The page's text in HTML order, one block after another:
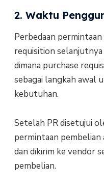
2. Waktu
Perbedaan
requisition
dimana purchase
sebagai langkah awal
kebutuhan.
Setelah PR disetujui
permintaan
dan dikirim ke vendor
pembelian.